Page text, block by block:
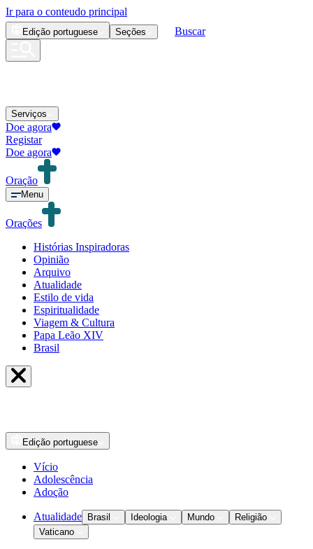
Ir para o conteudo principal
Edição portuguese Seções Buscar
Serviços
Doe agora
Registar
Doe agora
Oração
Menu
Orações
Histórias Inspiradoras
Opinião
Arquivo
Atualidade
Estilo de vida
Espiritualidade
Viagem & Cultura
Papa Leão XIV
Brasil
Edição portuguese
Vício
Adolescência
Adoção
Atualidade Brasil Ideologia Mundo
Religião
Vaticano